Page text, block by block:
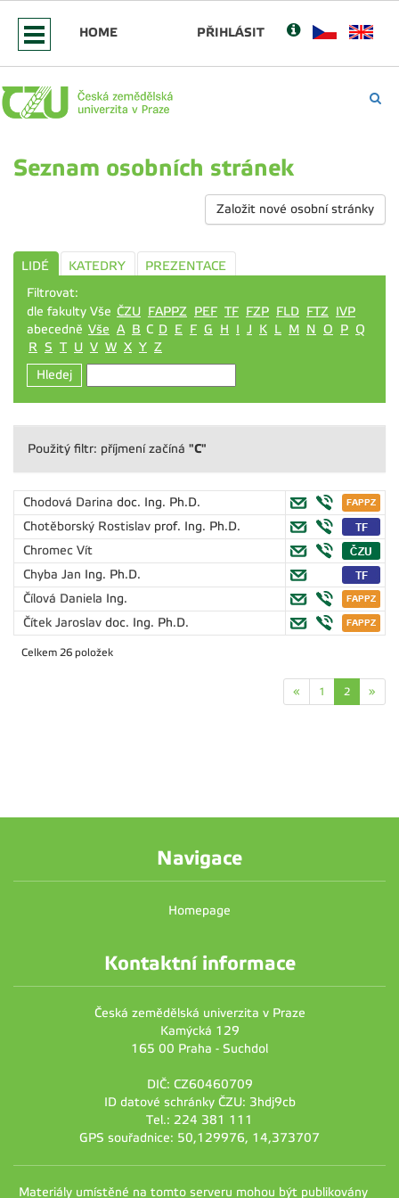
HOME PŘIHLÁSIT
Seznam osobních stránek
Založit nové osobní stránky
LIDÉ KATEDRY
PREZENTACE
Filtrovat:
dle fakulty Vše ČZU FAPPZ PEF TF FZP FLD FTZ IVP
abecedně Vše A B C D E F G H I J K L M N O P Q
R S T U V W X Y Z
Hledej
Použitý filtr: příjmení začíná "C"
Chodová Darina doc. Ing. Ph.D.
Chotěborský Rostislav prof. Ing. Ph.D.
Chromec Vít
Chyba Jan Ing. Ph.D.
Čílová Daniela Ing.
Čítek Jaroslav doc. Ing. Ph.D.
Celkem 26 položek
« 1 2 »
Navigace
Homepage
Kontaktní informace
Česká zemědělská univerzita v Praze
Kamýcká 129
165 00 Praha - Suchdol
DIČ: CZ60460709
ID datové schránky ČZU: 3hdj9cb
Tel.: 224 381 111
GPS souřadnice: 50,129976, 14,373707
Materiály umístěné na tomto serveru mohou být publikovány